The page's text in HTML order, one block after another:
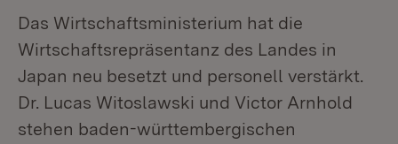
Das Wirtschaftsministerium hat die
Wirtschaftsrepräsentanz des Landes in
Japan neu besetzt und personell verstärkt.
Dr. Lucas Witoslawski und Victor Arnhold
stehen baden-württembergischen